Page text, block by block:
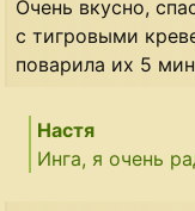
Очень вкусно,
с тигровыми
поварила их 5
Настя
Инга, я очень